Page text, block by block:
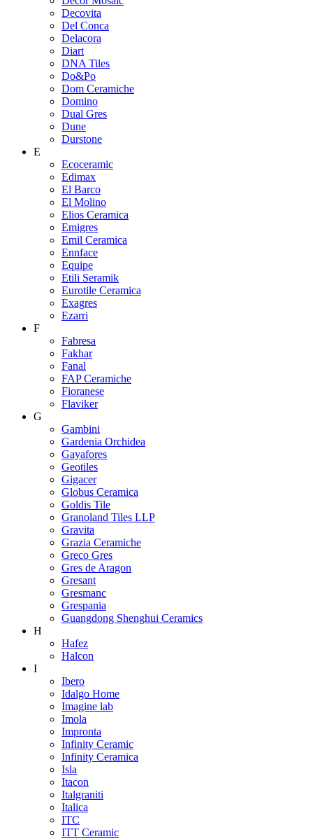
Decovita
Del Conca
Delacora
Diart
DNA Tiles
Do&Po
Dom Ceramiche
Domino
Dual Gres
Dune
Durstone
E
Ecoceramic
Edimax
El Barco
El Molino
Elios Ceramica
Emigres
Emil Ceramica
Ennface
Equipe
Etili Seramik
Eurotile Ceramica
Exagres
Ezarri
F
Fabresa
Fakhar
Fanal
FAP Ceramiche
Fioranese
Flaviker
G
Gambini
Gardenia Orchidea
Gayafores
Geotiles
Gigacer
Globus Ceramica
Goldis Tile
Granoland Tiles LLP
Gravita
Grazia Ceramiche
Greco Gres
Gres de Aragon
Gresant
Gresmanc
Grespania
Guangdong Shenghui Ceramics
H
Hafez
Halcon
I
Ibero
Idalgo Home
Imagine lab
Imola
Impronta
Infinity Ceramic
Infinity Ceramica
Isla
Itacon
Italgraniti
Italica
ITC
ITT Ceramic